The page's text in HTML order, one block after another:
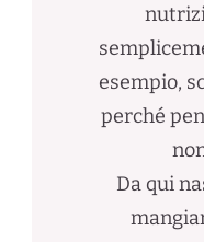
esempio,
perché
Da qui